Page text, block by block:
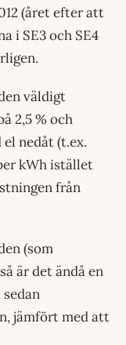
(året efter att
i SE3 och SE4
väldigt
2,5 % och
nedåt (t.ex.
kWh istället
från
(som
är det ändå en
jämfört med att